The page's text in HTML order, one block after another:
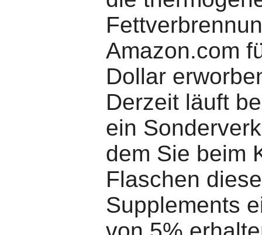
Amazon.com
Dollar
Derzeit läuft
ein
dem Sie beim
Flaschen
Supplements